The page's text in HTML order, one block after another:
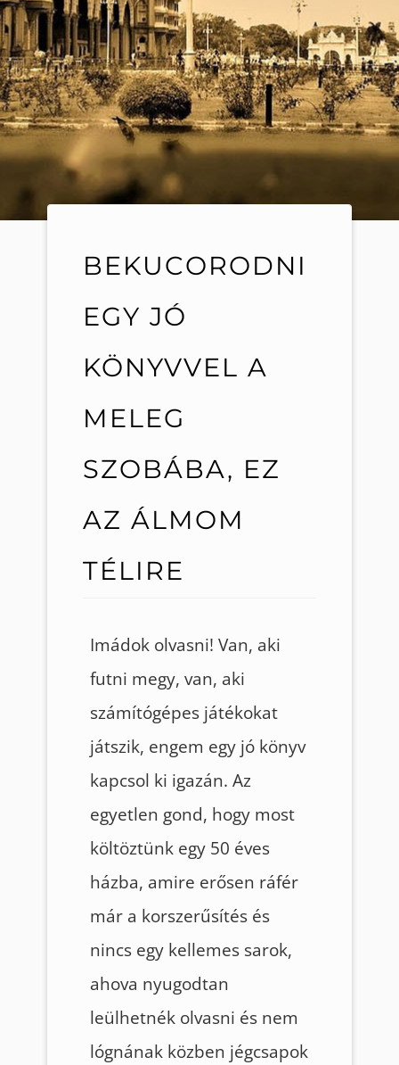
BEKUCORODNI
EGY JÓ
KÖNYVVEL A
MELEG
SZOBÁBA, EZ
AZ ÁLMOM
TÉLIRE
Imádok olvasni! Van, aki
futni megy, van, aki
számítógépes játékokat
játszik, engem egy jó könyv
kapcsol ki igazán. Az
egyetlen gond, hogy most
költöztünk egy 50 éves
házba, amire erősen ráfér
már a korszerűsítés és
nincs egy kellemes sarok,
ahova nyugodtan
leülhetnék olvasni és nem
lógnának közben jégcsapok